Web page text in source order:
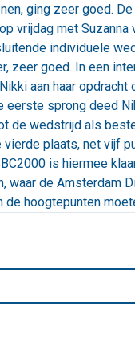
ging zeer goed. De
vrijdag met Suzanna
individuele
zeer goed. In een
aan haar opdracht
eerste sprong deed
de wedstrijd als
plaats, net vijf
is hiermee
waar de Amsterdam
de hoogtepunten